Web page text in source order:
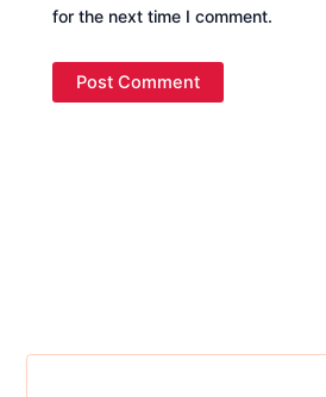
for the next time I comment.